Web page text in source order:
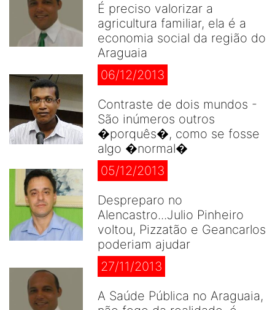
É preciso valorizar a
agricultura familiar, ela é a
economia social da região do
Araguaia
06/12/2013
Contraste de dois mundos -
São inúmeros outros
�porquês�, como se fosse
algo �normal�
05/12/2013
Despreparo no
Alencastro...Julio Pinheiro
voltou, Pizzatão e Geancarlos
poderiam ajudar
27/11/2013
A Saúde Pública no Araguaia,